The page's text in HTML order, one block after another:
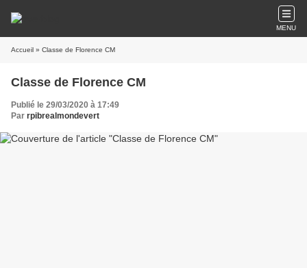
MENU
Accueil » Classe de Florence CM
Classe de Florence CM
Publié le 29/03/2020 à 17:49
Par rpibrealmondevert